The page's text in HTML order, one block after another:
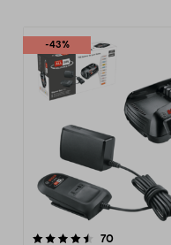
-43%
70anmeldelser
4.5 av 5 stjerner